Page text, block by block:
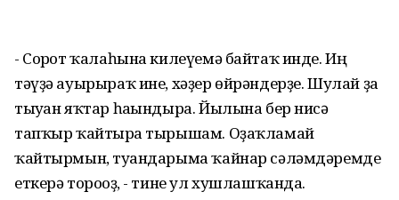
- Сорғот ҡалаһына килеүемә байтаҡ инде. Иң
тәүҙә ауырыраҡ ине, хәҙер өйрәндерҙе. Шулай ҙа
тыуған яҡтар һағындыра. Йылына бер нисә
тапҡыр ҡайтырға тырышам. Оҙаҡламай
ҡайтырмын, туғандарыма ҡайнар сәләмдәремде
еткерә тороғоҙ, - тине ул хушлашҡанда.